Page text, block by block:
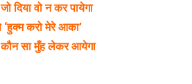
दिया वो न कर पायेगा
‘हुक्म करो मेरे आका’
सा मुँह लेकर आयेगा